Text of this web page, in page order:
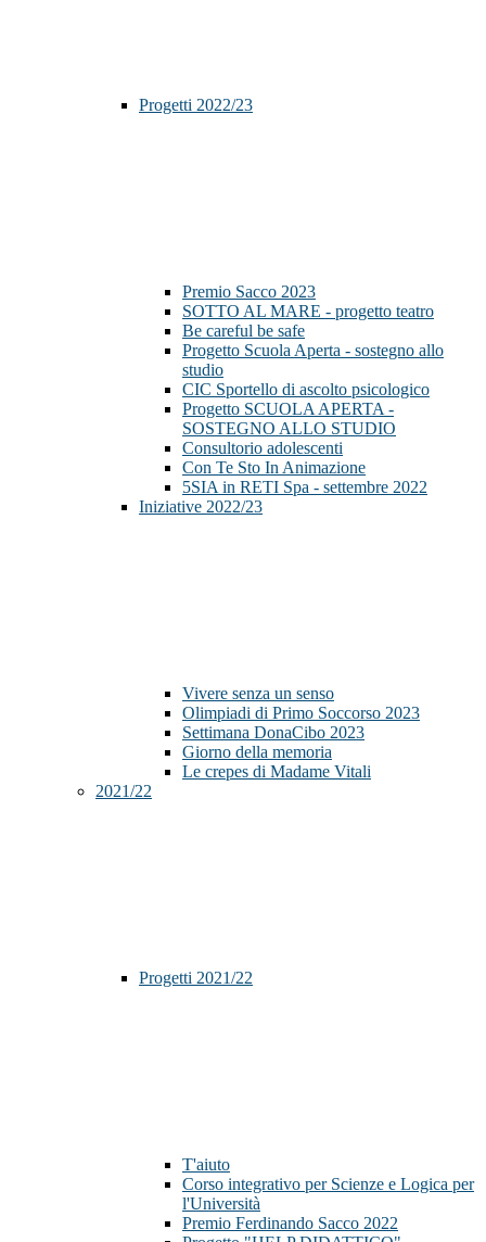
Progetti 2022/23
Premio Sacco 2023
SOTTO AL MARE - progetto teatro
Be careful be safe
Progetto Scuola Aperta - sostegno allo
studio
CIC Sportello di ascolto psicologico
Progetto SCUOLA APERTA -
SOSTEGNO ALLO STUDIO
Consultorio adolescenti
Con Te Sto In Animazione
5SIA in RETI Spa - settembre 2022
Iniziative 2022/23
Vivere senza un senso
Olimpiadi di Primo Soccorso 2023
Settimana DonaCibo 2023
Giorno della memoria
Le crepes di Madame Vitali
2021/22
Progetti 2021/22
T'aiuto
Corso integrativo per Scienze e Logica per
l'Università
Premio Ferdinando Sacco 2022